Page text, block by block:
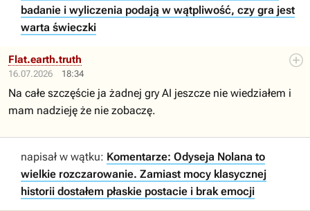
badanie i wyliczenia podają w wątpliwość, czy gra jest
warta świeczki
16.07.2026 18:34
Flat.earth.truth
Na całe szczęście ja żadnej gry AI jeszcze nie wiedziałem i
mam nadzieję że nie zobaczę.
napisał w wątku: Komentarze: Odyseja Nolana to
wielkie rozczarowanie. Zamiast mocy klasycznej
historii dostałem płaskie postacie i brak emocji